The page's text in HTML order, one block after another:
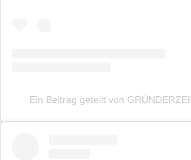
Ein Beitrag geteilt von